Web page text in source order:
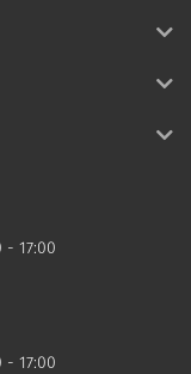
- 17:00
- 17:00